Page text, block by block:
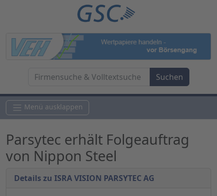
Menü ausklappen
Parsytec erhält Folgeauftrag
von Nippon Steel
Details zu ISRA VISION PARSYTEC AG